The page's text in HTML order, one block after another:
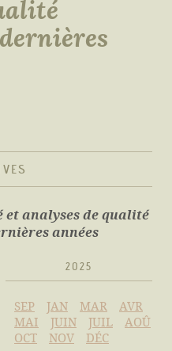
analyses de qualité
années
2025
SEP JAN MAR
AVR
MAI
JUIN JUIL
AOÛ
OCT
NOV DÉC